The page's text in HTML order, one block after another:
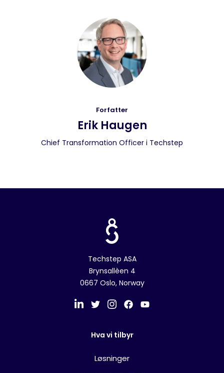
Forfatter
Erik Haugen
Chief Transformation Officer i Techstep
Techstep ASA
Brynsallèen 4
0667 Oslo, Norway
Hva vi tilbyr
Løsninger